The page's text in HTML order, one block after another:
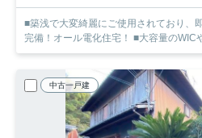
■築浅で大変綺麗にご使用されており、
完備！オール電化住宅！ ■大容量のWIC
中古一戸建